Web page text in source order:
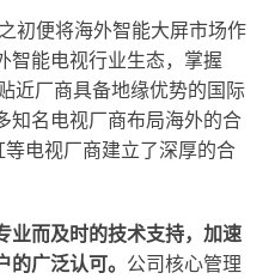
初便将海外智能大屏市场作
智能电视行业生态，掌握
近厂商具备地缘优势的国际
知名电视厂商布局海外的合
电视厂商建立了深厚的合
业而及时的技术支持，加速
广泛认可。 公司核心管理